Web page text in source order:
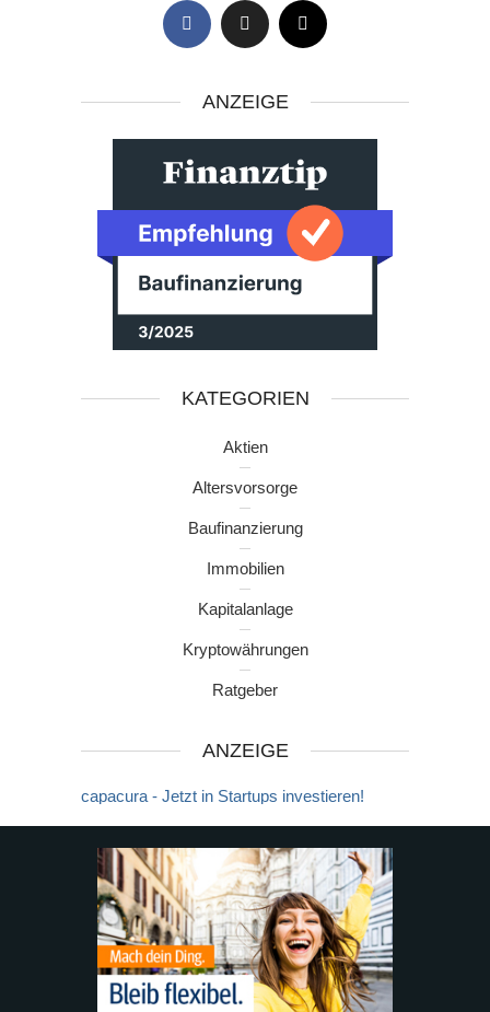
ANZEIGE
KATEGORIEN
Aktien
Altersvorsorge
Baufinanzierung
Immobilien
Kapitalanlage
Kryptowährungen
Ratgeber
ANZEIGE
capacura - Jetzt in Startups investieren!